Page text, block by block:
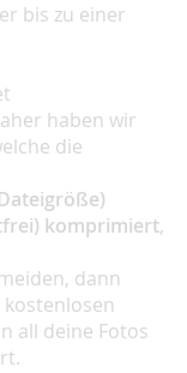
bis zu einer
haben wir
die
komprimiert,
dann
all deine Fotos